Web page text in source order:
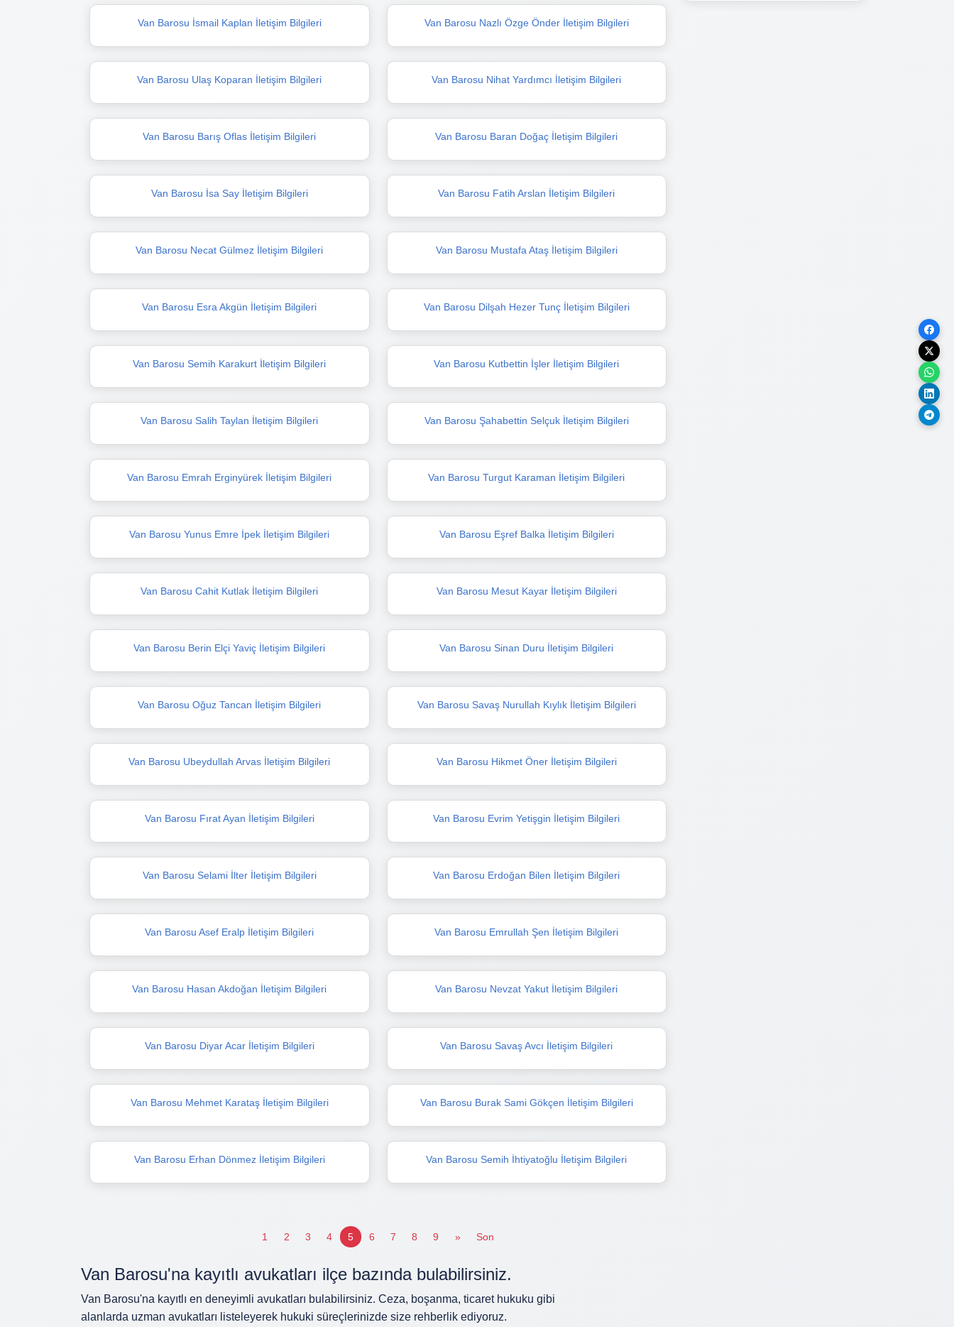
Van Barosu İsmail Kaplan İletişim Bilgileri Van Barosu Nazlı Özge Önder İletişim Bilgileri
Van Barosu Ulaş Koparan İletişim Bilgileri Van Barosu Nihat Yardımcı İletişim Bilgileri
Van Barosu Barış Oflas İletişim Bilgileri Van Barosu Baran Doğaç İletişim Bilgileri
Van Barosu İsa Say İletişim Bilgileri Van Barosu Fatih Arslan İletişim Bilgileri
Van Barosu Necat Gülmez İletişim Bilgileri Van Barosu Mustafa Ataş İletişim Bilgileri
Van Barosu Esra Akgün İletişim Bilgileri Van Barosu Dilşah Hezer Tunç İletişim Bilgileri
Van Barosu Semih Karakurt İletişim Bilgileri Van Barosu Kutbettin İşler İletişim Bilgileri
Van Barosu Salih Taylan İletişim Bilgileri Van Barosu Şahabettin Selçuk İletişim Bilgileri
Van Barosu Emrah Erginyürek İletişim Bilgileri Van Barosu Turgut Karaman İletişim Bilgileri
Van Barosu Yunus Emre İpek İletişim Bilgileri Van Barosu Eşref Balka İletişim Bilgileri
Van Barosu Cahit Kutlak İletişim Bilgileri Van Barosu Mesut Kayar İletişim Bilgileri
Van Barosu Berin Elçi Yaviç İletişim Bilgileri Van Barosu Sinan Duru İletişim Bilgileri
Van Barosu Oğuz Tancan İletişim Bilgileri Van Barosu Savaş Nurullah Kıylık İletişim Bilgileri
Van Barosu Ubeydullah Arvas İletişim Bilgileri Van Barosu Hikmet Öner İletişim Bilgileri
Van Barosu Fırat Ayan İletişim Bilgileri Van Barosu Evrim Yetişgin İletişim Bilgileri
Van Barosu Selami İlter İletişim Bilgileri Van Barosu Erdoğan Bilen İletişim Bilgileri
Van Barosu Asef Eralp İletişim Bilgileri Van Barosu Emrullah Şen İletişim Bilgileri
Van Barosu Hasan Akdoğan İletişim Bilgileri Van Barosu Nevzat Yakut İletişim Bilgileri
Van Barosu Diyar Acar İletişim Bilgileri Van Barosu Savaş Avcı İletişim Bilgileri
Van Barosu Mehmet Karataş İletişim Bilgileri Van Barosu Burak Sami Gökçen İletişim Bilgileri
Van Barosu Erhan Dönmez İletişim Bilgileri Van Barosu Semih İhtiyatoğlu İletişim Bilgileri
1 2 3 4 5 6 7 8 9 » Son
Van Barosu'na kayıtlı avukatları ilçe bazında bulabilirsiniz.
Van Barosu'na kayıtlı en deneyimli avukatları bulabilirsiniz. Ceza, boşanma, ticaret hukuku gibi
alanlarda uzman avukatları listeleyerek hukuki süreçlerinizde size rehberlik ediyoruz.